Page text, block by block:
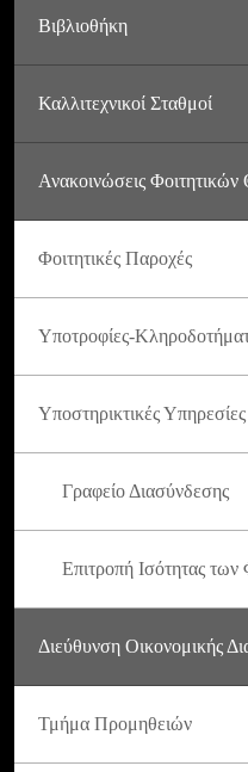
Βιβλιοθήκη
Καλλιτεχνικοί Σταθμοί
Ανακοινώσεις
Φοιτητικές Παροχές
Υποτροφίες-
Υποστηρικτικές Υπηρεσίες
Γραφείο Διασύνδεσης
Επιτροπή Ισότητας
Διεύθυνση Οικονομικής
Τμήμα Προμηθειών